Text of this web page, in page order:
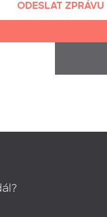
ODESLAT ZPRÁVU